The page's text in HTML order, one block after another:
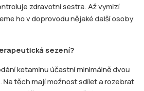
zdravotní sestra. Až vymizí
ho v doprovodu nějaké další osoby
sezení?
ketaminu účastní minimálně dvou
Na těch mají možnost sdílet a rozebrat